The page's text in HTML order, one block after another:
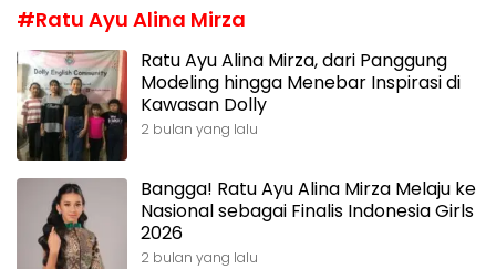
#Ratu Ayu Alina Mirza
Ratu Ayu Alina Mirza, dari Panggung
Modeling hingga Menebar Inspirasi di
Kawasan Dolly
2 bulan yang lalu
Bangga! Ratu Ayu Alina Mirza Melaju ke
Nasional sebagai Finalis Indonesia Girls
2026
2 bulan yang lalu